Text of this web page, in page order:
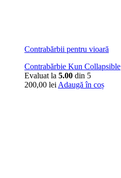
Contrabărbii pentru vioară
Contrabărbie Kun Collapsible
Evaluat la 5.00 din 5
200,00 lei Adaugă în coș